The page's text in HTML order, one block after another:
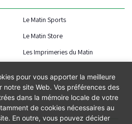
Le Matin Sports
Le Matin Store
Les Imprimeries du Matin
pour vous apporter la meilleure
notre site Web. Vos préférences des
dans la mémoire locale de votre
de cookies nécessaires au
En outre, vous pouvez décider